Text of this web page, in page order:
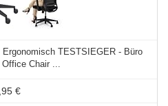
TESTSIEGER - Büro
Chair ...
€